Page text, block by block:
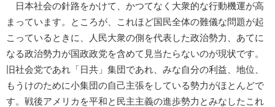
日本社会の針路をかけて、かつてなく大衆的な行動機運が高
まっています。ところが、これほど国民全体の難儀な問題が起
こっているときに、人民大衆の側を代表した政治勢力、あてに
なる政治勢力が国政政党を含めて見当たらないのが現状です。
旧社会党であれ「日共」集団であれ、みな自分の利益、地位、
もうけのために小集団の自己主張をしている勢力がほとんどで
す。戦後アメリカを平和と民主主義の進歩勢力とみなしたこれ